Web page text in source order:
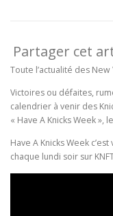
Partager cet
Toute l’actualité des New
Victoires ou défaites,
calendrier à venir des
« Have A Knicks Week »,
Have A Knicks Week
chaque lundi soir sur